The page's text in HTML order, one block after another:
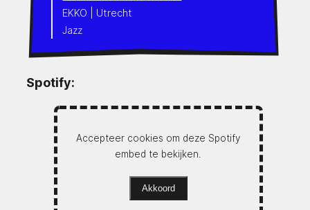
EKKO | Utrecht
Jazz
Spotify:
Accepteer cookies om deze Spotify
embed te bekijken.
Akkoord